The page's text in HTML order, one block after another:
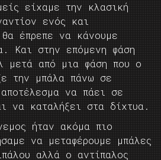
είχαμε την κλασική
ενός και
έπρεπε να κάνουμε
Και στην επόμενη φάση
μετά από μια φάση που ο
την μπάλα πάνω σε
να πάει σε
να καταλήξει στα δίχτυα.
ήταν ακόμα πιο
να μεταφέρουμε μπάλες
αλλά ο αντίπαλος